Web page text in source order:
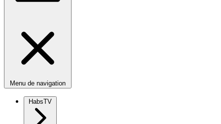
Menu de navigation
HabsTV